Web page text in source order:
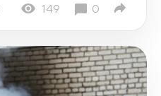
149 0